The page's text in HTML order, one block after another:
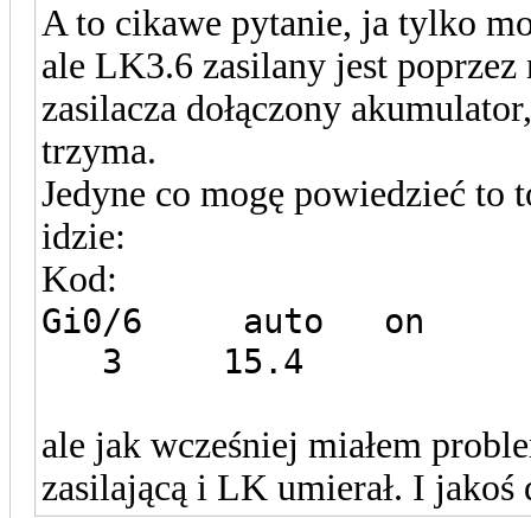
A to cikawe pytanie, ja tylko
ale LK3.6 zasilany jest
zasilacza dołączony
trzyma.
Jedyne co mogę powiedzieć to
idzie:
Kod:
Gi0/6 auto
3 15.4
ale jak wcześniej miałem
zasilającą i LK umierał. I